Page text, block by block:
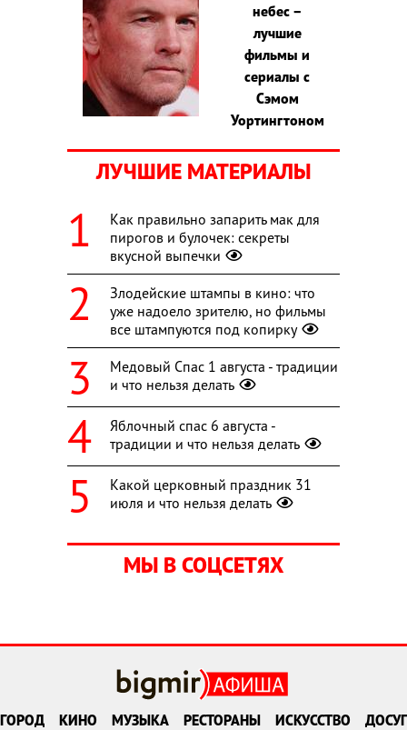
небес –
лучшие
фильмы и
сериалы с
Сэмом
Уортингтоном
ЛУЧШИЕ МАТЕРИАЛЫ
Как правильно запарить мак для
пирогов и булочек: секреты
вкусной выпечки
Злодейские штампы в кино: что
уже надоело зрителю, но фильмы
все штампуются под копирку
Медовый Спас 1 августа - традиции
и что нельзя делать
Яблочный спас 6 августа -
традиции и что нельзя делать
Какой церковный праздник 31
июля и что нельзя делать
МЫ В СОЦСЕТЯХ
ГОРОД КИНО МУЗЫКА РЕСТОРАНЫ ИСКУССТВО ДОСУГ